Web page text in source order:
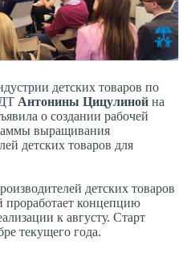
детских товаров по
Антонины Цицулиной на
о создании рабочей
выращивания
детских товаров для
детских товаров
проработает концепцию
к августу. Старт
текущего года.